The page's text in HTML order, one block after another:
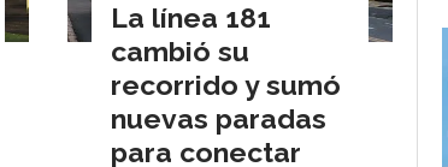
La línea 181
cambió su
recorrido y sumó
nuevas paradas
para conectar